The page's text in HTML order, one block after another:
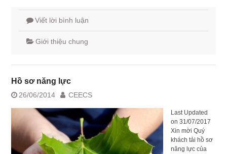
Viết lời bình luận
Giới thiệu chung
Hồ sơ năng lực
26/06/2014 CEECS
Last Updated
on 31/07/2017
Xin mời Quý
khách tải hồ sơ
năng lực của